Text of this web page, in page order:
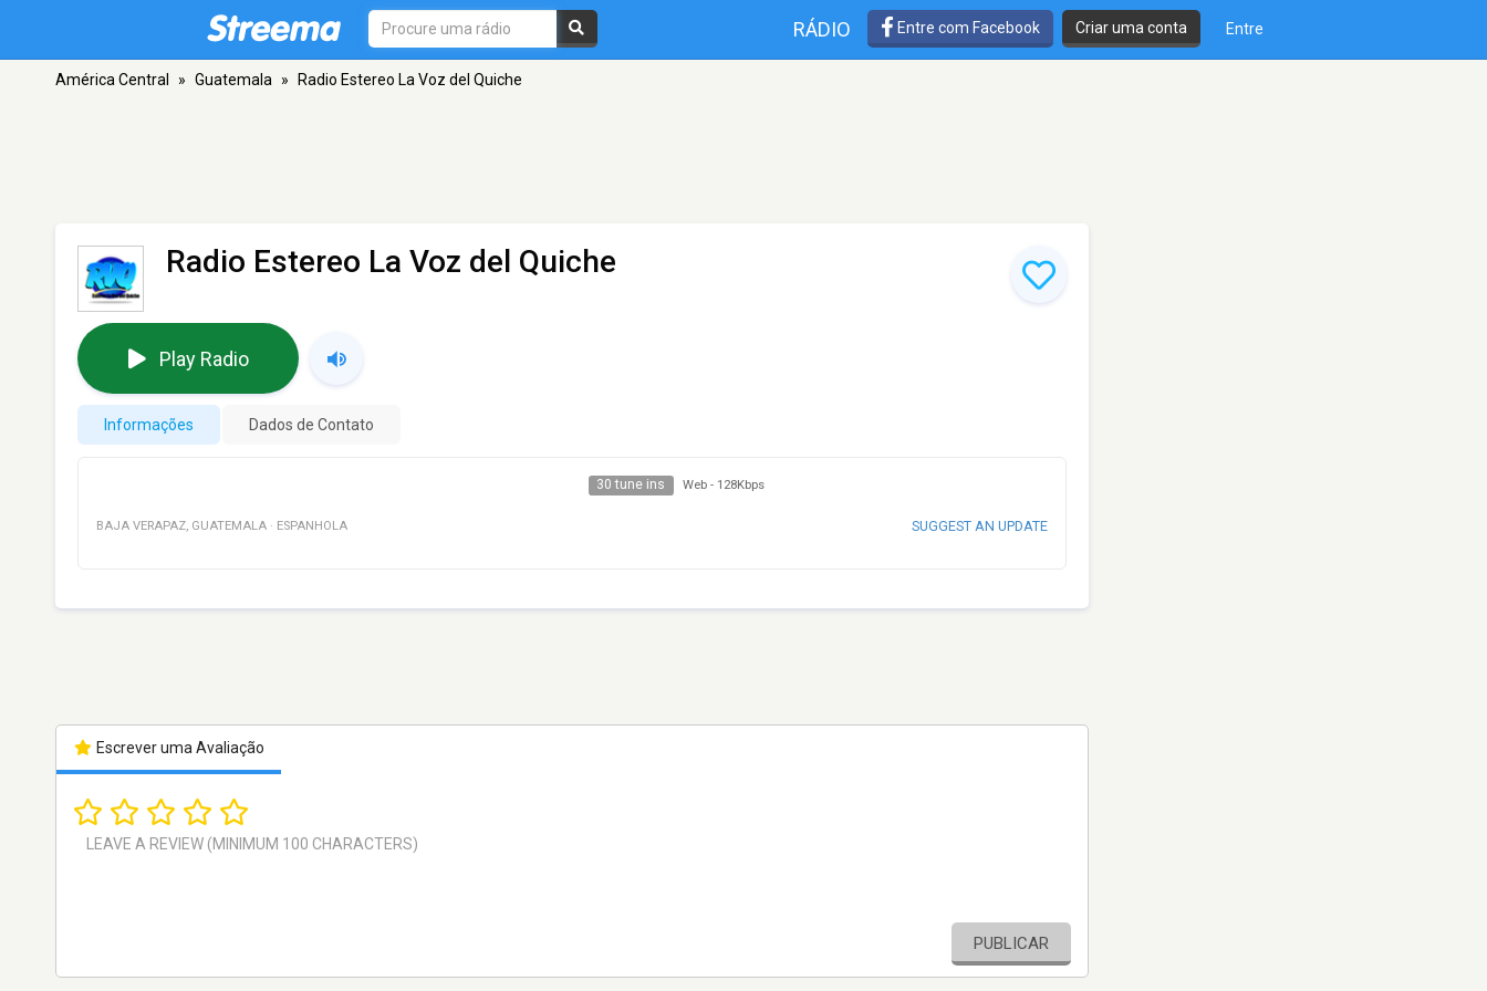
RÁDIO Entre com Facebook Criar uma conta Entre
América Central » Guatemala » Radio Estereo La Voz del Quiche
Radio Estereo La Voz del Quiche
Play Radio
Informações Dados de Contato
30 tune ins Web - 128Kbps
BAJA VERAPAZ, GUATEMALA · ESPANHOLA SUGGEST AN UPDATE
Escrever uma Avaliação
PUBLICAR